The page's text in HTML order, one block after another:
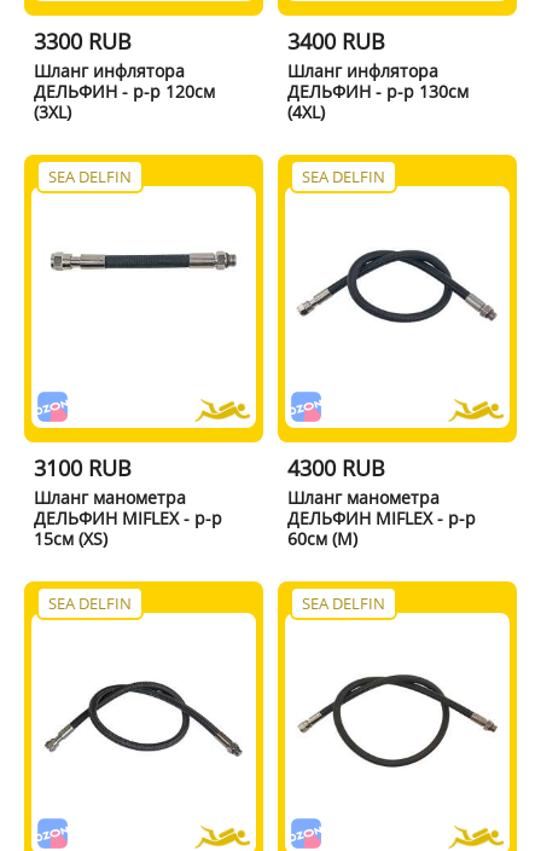
3300 RUB
Шланг инфлятора
ДЕЛЬФИН - р-р 120см
(3XL)
3400 RUB
Шланг инфлятора
ДЕЛЬФИН - р-р 130см
(4XL)
SEA DELFIN
3100 RUB
Шланг манометра
ДЕЛЬФИН MIFLEX - р-р
15см (XS)
SEA DELFIN
4300 RUB
Шланг манометра
ДЕЛЬФИН MIFLEX - р-р
60см (M)
SEA DELFIN SEA DELFIN